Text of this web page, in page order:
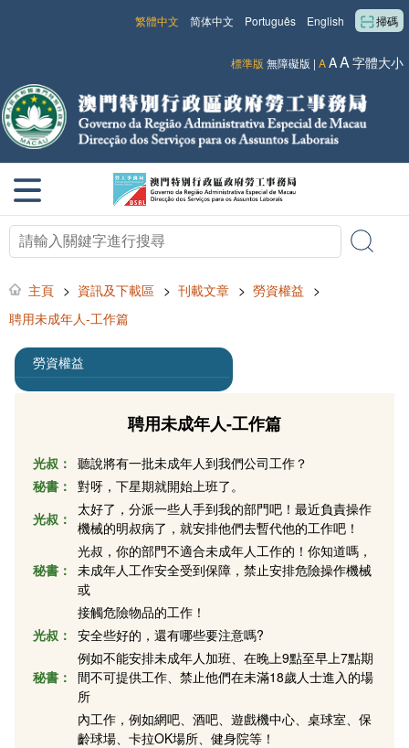
掃碼
English
Português
简体中文
繁體中文
標準版 無障礙版 | AAA字體大小
主頁 > 資訊及下載區 > 刊載文章 > 勞資權益 >
聘用未成年人-工作篇
勞資權益
聘用未成年人-工作篇
光叔： 聽說將有一批未成年人到我們公司工作？
秘書： 對呀，下星期就開始上班了。
光叔：
太好了，分派一些人手到我的部門吧！最近負責操作
機械的明叔病了，就安排他們去暫代他的工作吧！
秘書：
光叔，你的部門不適合未成年人工作的！你知道嗎，
未成年人工作安全受到保障，禁止安排危險操作機械
或
接觸危險物品的工作！
光叔： 安全些好的，還有哪些要注意嗎?
秘書：
例如不能安排未成年人加班、在晚上9點至早上7點期
間不可提供工作、禁止他們在未滿18歲人士進入的場
所
內工作，例如網吧、酒吧、遊戲機中心、桌球室、保
齡球場、卡拉OK場所、健身院等！